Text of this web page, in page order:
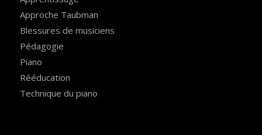
Approche Taubman
Blessures de musiciens
Pédagogie
Piano
Rééducation
Technique du piano